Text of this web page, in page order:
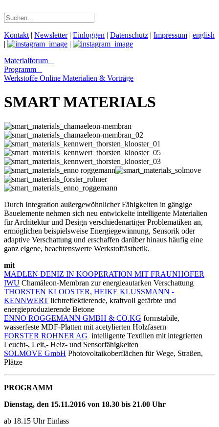
Kontakt | Newsletter| Einloggen | Datenschutz | Impressum | english
|
|
Materialforum
Programm
Werkstoffe Online Materialien & Vorträge
SMART MATERIALS
Durch Integration außergewöhnlicher Fähigkeiten in gängige
Bauelemente nehmen sich neu entwickelte intelligente Materialien
für Architektur und Design verschiedenartiger Problematiken an,
ermöglichen beispielsweise Energiegewinnung, Sensorik oder
adaptive Verschattung und erschaffen darüber hinaus häufig eine
ganz eigene, beachtenswerte Werkstoffästhetik.
mit
MADLEN DENIZ IN KOOPERATION MIT FRAUNHOFER
IWU Chamäleon-Membran zur energieautarken Verschattung
THORSTEN KLOOSTER, HEIKE KLUSSMANN -
KENNWERT lichtreflektierende, kraftvoll gefärbte und
energieproduzierende Betone
ENNO ROGGEMANN GMBH & CO.KG formstabile,
wasserfeste MDF-Platten mit acetylierten Holzfasern
FORSTER ROHNER AG intelligente Textilien mit integrierten
Leucht-, Leit,- Heiz- und Sensorfähigkeiten
SOLMOVE GmbH Photovoltaikoberflächen für Wege, Straßen,
Plätze
PROGRAMM
Dienstag, den 15.11.2016 von 18.30 bis 21.00 Uhr
ab 18.15 Uhr Einlass